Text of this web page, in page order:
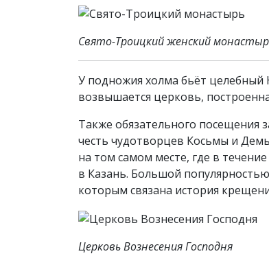
Свято-Троицкий женский
У подножия холма бьёт целебный
возвышается церковь,
Также обязательного посещения
честь чудотворцев Косьмы и
на том самом месте, где в
в Казань. Большой
которым связана история
Церковь Вознесения Господня